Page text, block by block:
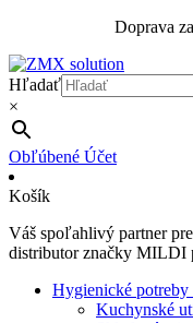
Doprava
Hľadať
×
Obľúbené Účet
Košík
Váš spoľahlivý partner
distributor značky MILDI
Hygienické potreby
Kuchynské